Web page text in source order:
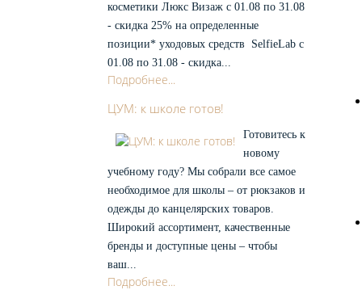
косметики Люкс Визаж с 01.08 по 31.08
- скидка 25% на определенные
позиции* уходовых средств SelfieLab с
01.08 по 31.08 - скидка...
Подробнее...
ЦУМ: к школе готов!
Готовитесь к
новому
учебному году? Мы собрали все самое
необходимое для школы – от рюкзаков и
одежды до канцелярских товаров.
Широкий ассортимент, качественные
бренды и доступные цены – чтобы
ваш...
Подробнее...